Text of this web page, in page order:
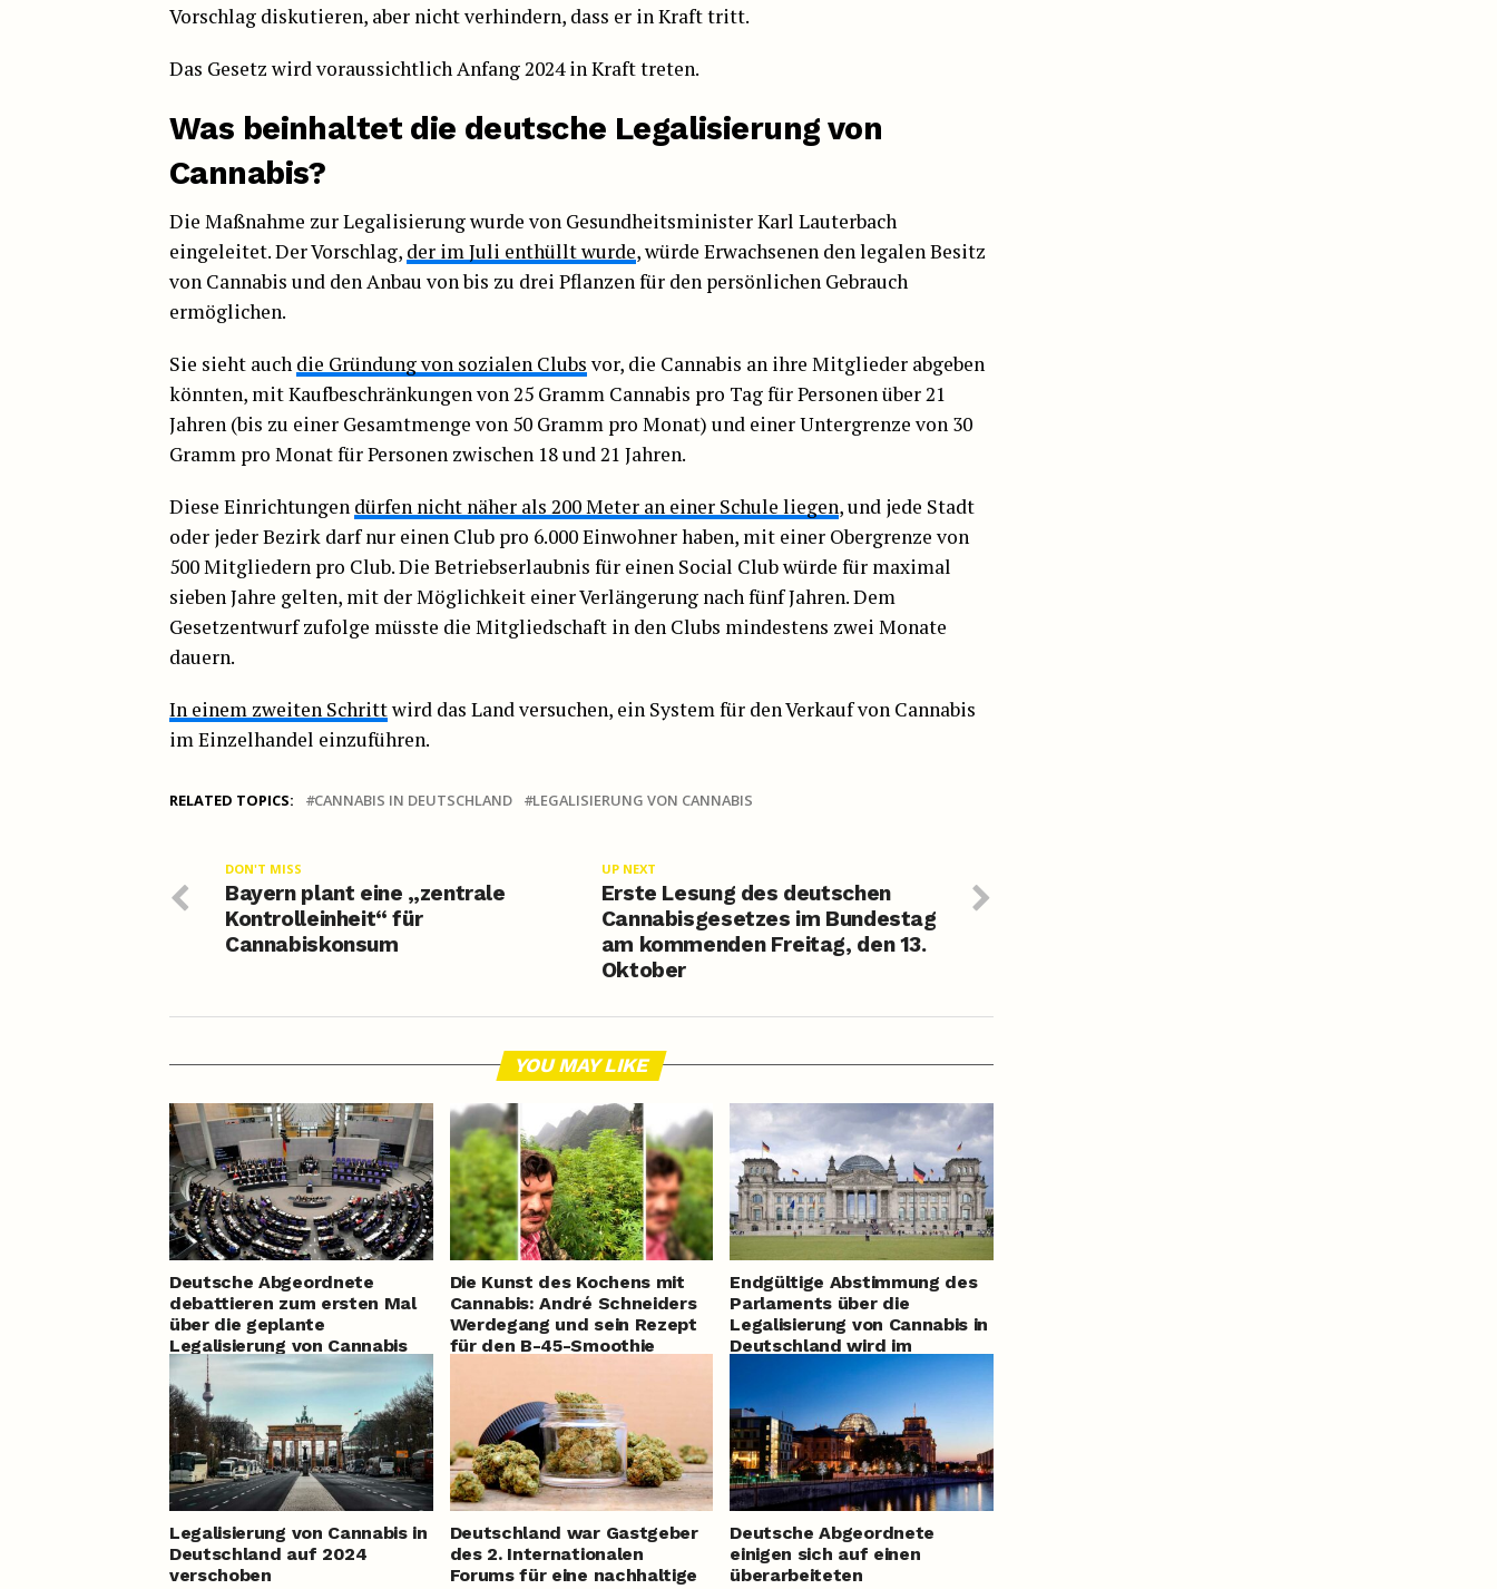
Vorschlag diskutieren, aber nicht verhindern, dass er in Kraft tritt.
Das Gesetz wird voraussichtlich Anfang 2024 in Kraft treten.
Was beinhaltet die deutsche Legalisierung von
Cannabis?
Die Maßnahme zur Legalisierung wurde von Gesundheitsminister Karl Lauterbach
eingeleitet. Der Vorschlag, der im Juli enthüllt wurde, würde Erwachsenen den legalen Besitz
von Cannabis und den Anbau von bis zu drei Pflanzen für den persönlichen Gebrauch
ermöglichen.
Sie sieht auch die Gründung von sozialen Clubs vor, die Cannabis an ihre Mitglieder abgeben
könnten, mit Kaufbeschränkungen von 25 Gramm Cannabis pro Tag für Personen über 21
Jahren (bis zu einer Gesamtmenge von 50 Gramm pro Monat) und einer Untergrenze von 30
Gramm pro Monat für Personen zwischen 18 und 21 Jahren.
Diese Einrichtungen dürfen nicht näher als 200 Meter an einer Schule liegen, und jede Stadt
oder jeder Bezirk darf nur einen Club pro 6.000 Einwohner haben, mit einer Obergrenze von
500 Mitgliedern pro Club. Die Betriebserlaubnis für einen Social Club würde für maximal
sieben Jahre gelten, mit der Möglichkeit einer Verlängerung nach fünf Jahren. Dem
Gesetzentwurf zufolge müsste die Mitgliedschaft in den Clubs mindestens zwei Monate
dauern.
In einem zweiten Schrittwird das Land versuchen, ein System für den Verkauf von Cannabis
im Einzelhandel einzuführen.
RELATED TOPICS: CANNABIS IN DEUTSCHLAND LEGALISIERUNG VON CANNABIS
UP NEXT
Erste Lesung des deutschen
Cannabisgesetzes im Bundestag
am kommenden Freitag, den 13.
Oktober
DON'T MISS
Bayern plant eine „zentrale
Kontrolleinheit“ für
Cannabiskonsum
YOU MAY LIKE
Deutsche Abgeordnete
debattieren zum ersten Mal
über die geplante
Legalisierung von Cannabis
Die Kunst des Kochens mit
Cannabis: André Schneiders
Werdegang und sein Rezept
für den B-45-Smoothie
Endgültige Abstimmung des
Parlaments über die
Legalisierung von Cannabis in
Deutschland wird im
Dezember stattfinden
Legalisierung von Cannabis in
Deutschland auf 2024
verschoben
Deutschland war Gastgeber
des 2. Internationalen
Forums für eine nachhaltige
Deutsche Abgeordnete
einigen sich auf einen
überarbeiteten